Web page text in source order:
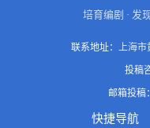
培育编剧 · 发
联系地址： 上海市
投稿
邮箱投稿：
快捷导航